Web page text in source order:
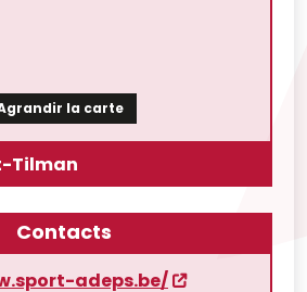
la carte
Tilman
Contacts
adeps.be/